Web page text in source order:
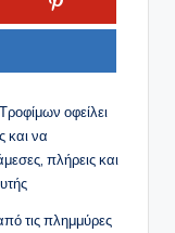
οφείλει
και να
πλήρεις και
τις πλημμύρες